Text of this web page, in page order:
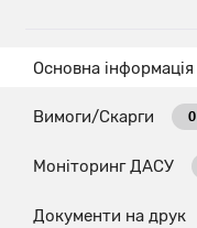
Основна інформація
Вимоги/Скарги 0
Моніторинг ДАСУ
Документи на друк